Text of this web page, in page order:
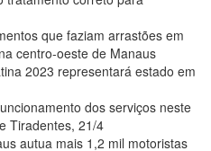
que faziam arrastões em
centro-oeste de Manaus
2023 representará estado em
dos serviços neste
Tiradentes, 21/4
autua mais 1,2 mil motoristas